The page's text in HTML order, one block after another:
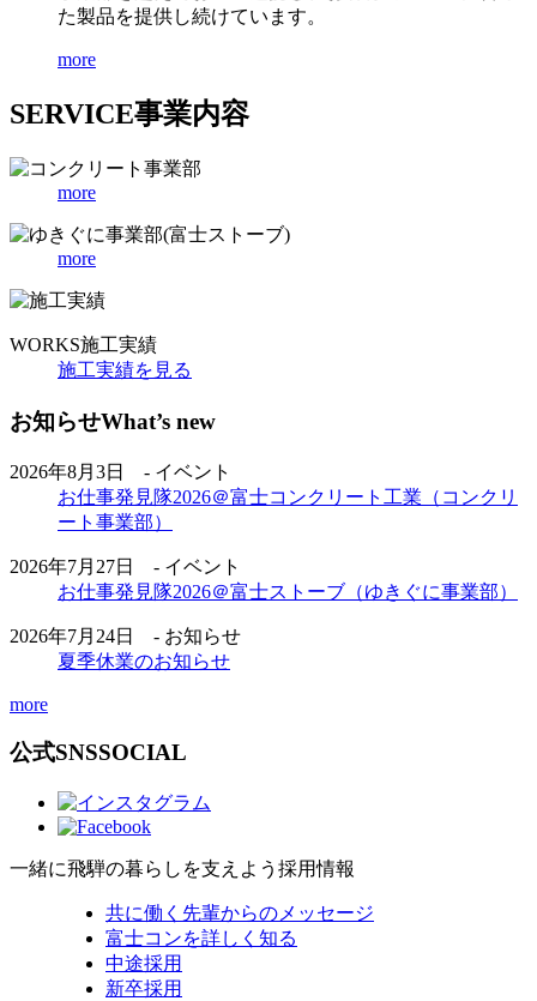
た製品を提供し続けています。
more
SERVICE事業内容
more
more
WORKS施工実績
施工実績を見る
お知らせWhat’s new
2026年8月3日 - イベント
お仕事発見隊2026＠富士コンクリート工業（コンクリ
ート事業部）
2026年7月27日 - イベント
お仕事発見隊2026＠富士ストーブ（ゆきぐに事業部）
2026年7月24日 - お知らせ
夏季休業のお知らせ
more
公式SNSSOCIAL
一緒に飛騨の暮らしを支えよう 採用情報
共に働く先輩からのメッセージ
富士コンを詳しく知る
中途採用
新卒採用